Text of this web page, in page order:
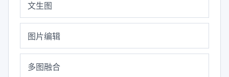
文生图
图片编辑
多图融合